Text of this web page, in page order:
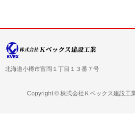
北海道小樽市富岡１丁目１３番７号
Copyright © 株式会社Ｋベックス建設工